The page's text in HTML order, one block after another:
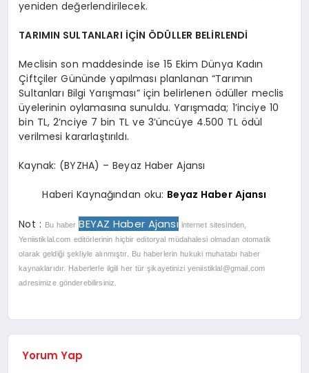
yeniden değerlendirilecek.
TARIMIN SULTANLARI İÇİN ÖDÜLLER BELİRLENDİ
Meclisin son maddesinde ise 15 Ekim Dünya Kadın
Çiftçiler Gününde yapılması planlanan “Tarımın
Sultanları Bilgi Yarışması” için belirlenen ödüller meclis
üyelerinin oylamasına sunuldu. Yarışmada; 1’inciye 10
bin TL, 2’nciye 7 bin TL ve 3’üncüye 4.500 TL ödül
verilmesi kararlaştırıldı.
Kaynak: (BYZHA) – Beyaz Haber Ajansı
Haberi Kaynağından oku: Beyaz Haber Ajansı
Not : Bu haber BEYAZ Haber Ajansı internet sitesinden,
Yeniistiklal.com editörlerinin hiçbir editoryal müdahalesi olmadan otomatik
olarak geldiği şekliyle alınmıştır. Bu haberlerin hukuki muhatabı haber
kaynaklarıdır. Haberlerle ilgili her tür şikayetinizi yeniistiklal@gmail.com
adresimize gönderebilirsiniz.
Yorum Yap